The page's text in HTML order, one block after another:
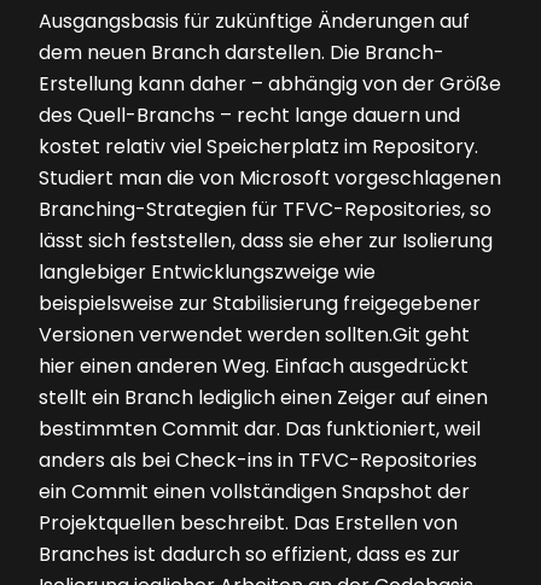
Ausgangsbasis für zukünftige Än­derungen auf
dem neuen Branch darstellen. Die Branch-
Erstellung kann daher – abhängig von der Größe
des Quell-­Branchs – recht lange dauern und
kostet relativ viel Speicherplatz im Repository.
Studiert man die von Microsoft vorgeschlagenen
Branching-Strategien für TFVC-Repositories, so
lässt sich feststellen, dass sie eher zur Isolierung
langlebiger Entwicklungszweige wie
beispielsweise zur Stabilisierung freigegebener
Versionen verwendet werden sollten.Git geht
hier einen anderen Weg. Einfach ausgedrückt
stellt ein Branch lediglich einen Zeiger auf einen
bestimmten Commit dar. Das funktioniert, weil
anders als bei Check-ins in TFVC-Repositories
ein Commit einen vollständigen Snapshot der
Projektquellen beschreibt. Das Erstellen von
Branches ist dadurch so effizient, dass es zur